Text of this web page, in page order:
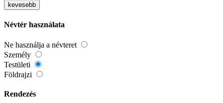
kevesebb
Névtér használata
Ne használja a névteret
Személy
Testületi
Földrajzi
Rendezés